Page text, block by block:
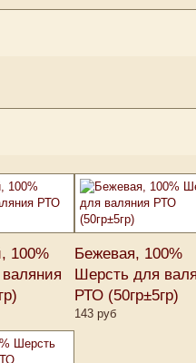
100%
Бежевая, 100%
Шерсть для
РТО (50гр±5гр)
143 руб